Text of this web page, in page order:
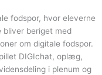
fodspor, hvor eleverne
bliver beriget med
om digitale fodspor.
DIGIchat, oplæg,
i plenum og